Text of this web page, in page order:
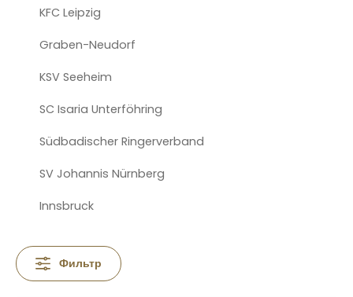
KFC Leipzig
Graben-Neudorf
KSV Seeheim
SC Isaria Unterföhring
Südbadischer Ringerverband
SV Johannis Nürnberg
Innsbruck
Фильтр